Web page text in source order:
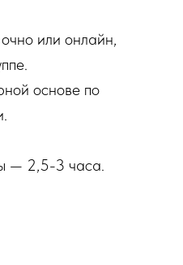
или онлайн,
основе по
— 2,5-3 часа.